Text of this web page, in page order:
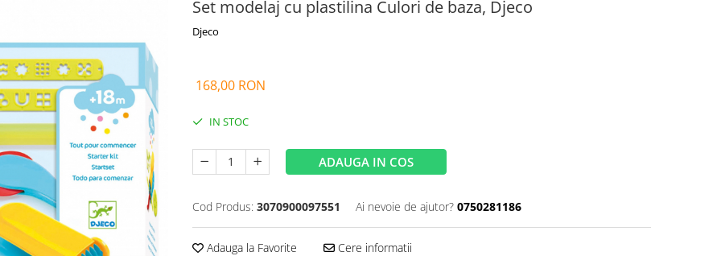
Set modelaj cu plastilina Culori de baza, Djeco
Djeco
168,00 RON
IN STOC
ADAUGA IN COS
Cod Produs: 3070900097551 Ai nevoie de ajutor? 0750281186
Adauga la Favorite Cere informatii